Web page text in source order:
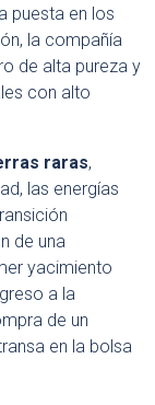
puesta en los
la compañía
de alta pureza y
con alto
raras,
las energías
de una
yacimiento
a la
de un
en la bolsa